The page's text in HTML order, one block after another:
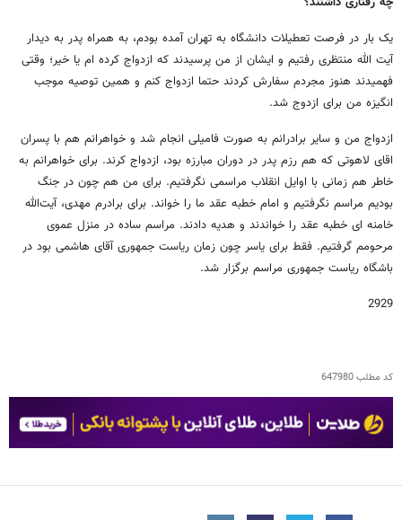
یک بار در فرصت تعطیلات دانشگاه به تهران آمده بودم، به همراه پدر به دیدار
آیت الله منتظری رفتیم و ایشان از من پرسیدند که ازدواج کرده ام یا خیر؛ وقتی
فهمیدند هنوز مجردم سفارش کردند حتما ازدواج کنم و همین توصیه موجب
انگیزه من برای ازدوج شد.
ازدواج من و سایر برادرانم به صورت فامیلی انجام شد و خواهرانم هم با پسران
اقای لاهوتی که هم رزم پدر در دوران مبارزه بود، ازدواج کرند. برای خواهرانم به
خاطر هم زمانی با اوایل انقلاب مراسمی نگرفتیم. برای من هم چون در جنگ
بودیم مراسم نگرفتیم و امام خطبه عقد ما را خواند. برای برادرم مهدی، آیت‌الله
خامنه ای خطبه عقد را خواندند و هدیه دادند. مراسم ساده در منزل عموی
مرحومم گرفتیم. فقط برای یاسر چون زمان ریاست جمهوری آقای هاشمی بود در
باشگاه ریاست جمهوری مراسم برگزار شد.
2929
کد مطلب647980